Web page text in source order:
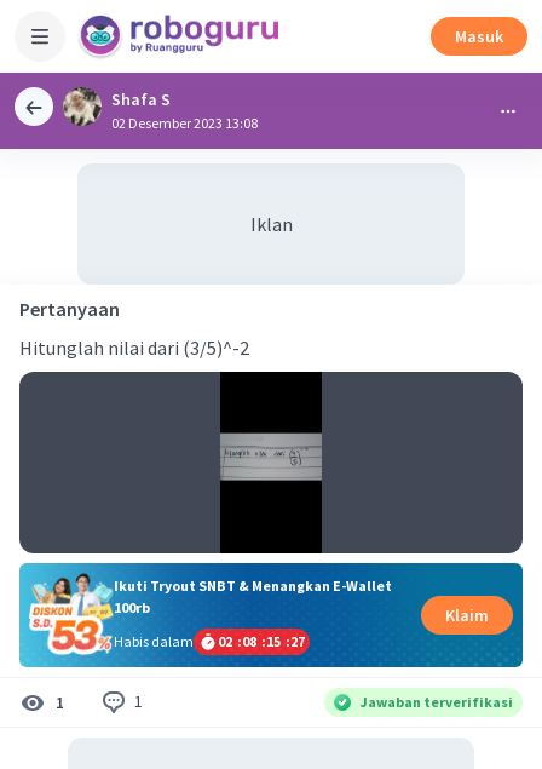
Masuk
Shafa S
02 Desember 2023 13:08
Iklan
Pertanyaan
Hitunglah nilai dari (3/5)^-2
Ikuti Tryout SNBT & Menangkan E-Wallet
100rb
Habis dalam
02 :08 :15 :27
Klaim
1 1 Jawaban terverifikasi